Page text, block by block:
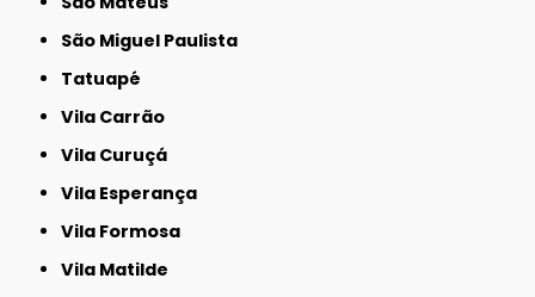
São Miguel Paulista
Tatuapé
Vila Carrão
Vila Curuçá
Vila Esperança
Vila Formosa
Vila Matilde